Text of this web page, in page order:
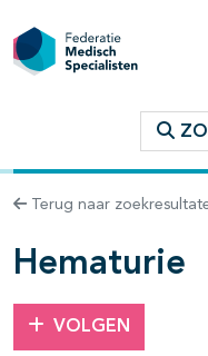
Terug naar
Hematurie
VOLGEN
binnen deze